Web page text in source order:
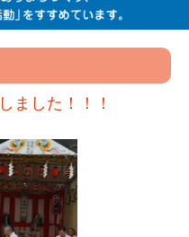
ました！！！